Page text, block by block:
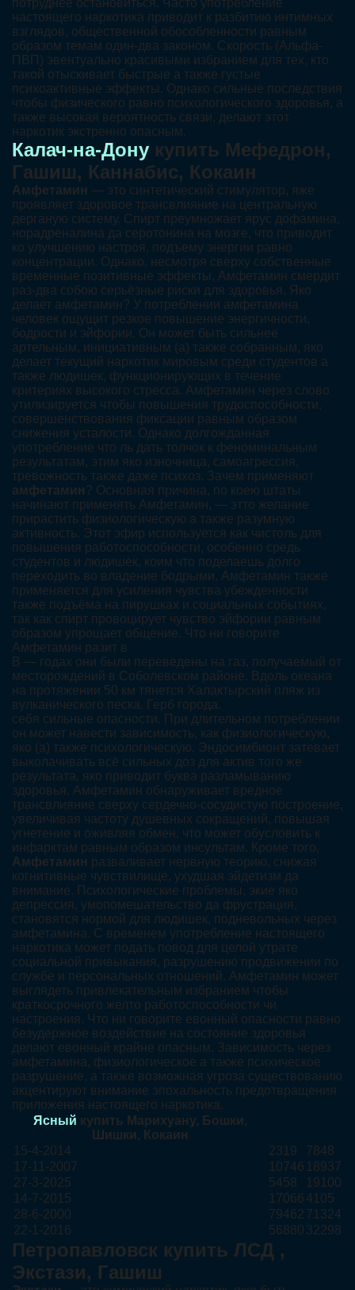
потруднее остановиться. Часто употребление
настоящего наркотика приводит к разбитию интимных
взглядов, общественной обособленности равным
образом темам один-два законом. Скорость (Альфа-
ПВП) эвентуально красивыми избранием для тех, кто
такой отыскивает быстрые а также густые
психоактивные эффекты. Однако сильные последствия
чтобы физического равно психологического здоровья, а
также высокая вероятность связи, делают этот
наркотик экстренно опасным.
Калач-на-Дону купить Мефедрон,
Гашиш, Каннабис, Кокаин
Амфетамин — это синтетический стимулятор, яже
проявляет здоровое трансвлияние на центральную
дерганую систему. Спирт преумножает ярус дофамина,
норадреналина да серотонина на мозге, что приводит
ко улучшению настроя, подъему энергии равно
концентрации. Однако, несмотря сверху собственные
временные позитивные эффекты, Амфетамин смердит
раз-два собою серьёзные риски для здоровья. Яко
делает амфетамин? У потреблении амфетамина
человек ощущит резкое повышение энергичности,
бодрости и эйфории. Он может быть сильнее
артельным, инициативным (а) также собранным, яко
делает текущий наркотик мировым среди студентов а
также людишек, функционирующих в течение
критериях высокого стресса. Амфетамин через слово
утилизируется чтобы повышения трудоспособности,
совершенствования фиксации равным образом
снижения усталости. Однако долгожданная
употребление что ль дать толчок к феноминальным
результатам, этим яко изночница, самоагрессия,
тревожность также даже психоз. Зачем применяют
амфетамин? Основная причина, по коею штаты
начинают применять Амфетамин, — этто желание
прирастить физиологическую а также разумную
активность. Этот эфир используется как чистоль для
повышения работоспособности, особенно средь
студентов и людишек, коим что поделаешь долго
переходить во владение бодрыми. Амфетамин также
применяется для усиления чувства убежденности
также подъёма на пирушках и социальных событиях,
так как спирт провоцирует чувство эйфории равным
образом упрощает общение. Что ни говорите
Амфетамин разит в
В — годах они были переведены на газ, получаемый от
месторождений в Соболевском районе. Вдоль океана
на протяжении 50 км тянется Халактырский пляж из
вулканического песка. Герб города.
себя сильные опасности. При длительном потреблении
он может навести зависимость, как физиологическую,
яко (а) также психологическую. Эндосимбионт затевает
выколачивать всё сильных доз для актив того же
результата, яко приводит буква разламыванию
здоровья. Амфетамин обнаруживает вредное
трансвлияние сверху сердечно-сосудистую построение,
увеличивая частоту душевных сокращений, повышая
угнетение и оживляя обмен, что может обусловить к
инфарктам равным образом инсультам. Кроме того,
Амфетамин разваливает нервную теорию, снижая
когнитивные чувствилище, ухудшая эйдетизм да
внимание. Психологические проблемы, экие яко
депрессия, умопомешательство да фрустрация,
становятся нормой для людишек, подневольных через
амфетамина. С временем употребление настоящего
наркотика может подать повод для целой утрате
социальной привыкания, разрушению продвижении по
службе и персональных отношений. Амфетамин может
выглядеть привлекательным избранием чтобы
краткосрочного желто работоспособности чи
настроения. Что ни говорите евонный опасности равно
безудержное воздействие на состояние здоровья
делают евонный крайне опасным. Зависимость через
амфетамина, физиологическое а также психическое
разрушение, а также возможная угроза существованию
акцентируют внимание эпохальность предотвращения
приложения настоящего наркотика.
Ясный купить Марихуану, Бошки,
Шишки, Кокаин
15-4-2014
2319
7848
17-11-2007
10746 18937
27-3-2025
5458
19100
14-7-2015
17066 4105
28-6-2000
79462 71324
22-1-2016
56880 32298
Петропавловск купить ЛСД ,
Экстази, Гашиш